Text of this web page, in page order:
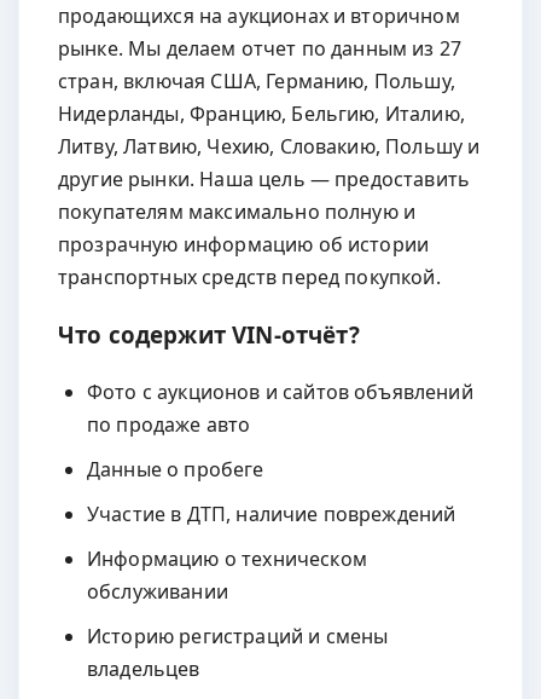
продающихся на аукционах и вторичном
рынке. Мы делаем отчет по данным из 27
стран, включая США, Германию, Польшу,
Нидерланды, Францию, Бельгию, Италию,
Литву, Латвию, Чехию, Словакию, Польшу и
другие рынки. Наша цель — предоставить
покупателям максимально полную и
прозрачную информацию об истории
транспортных средств перед покупкой.
Что содержит VIN-отчёт?
Фото с аукционов и сайтов объявлений
по продаже авто
Данные о пробеге
Участие в ДТП, наличие повреждений
Информацию о техническом
обслуживании
Историю регистраций и смены
владельцев